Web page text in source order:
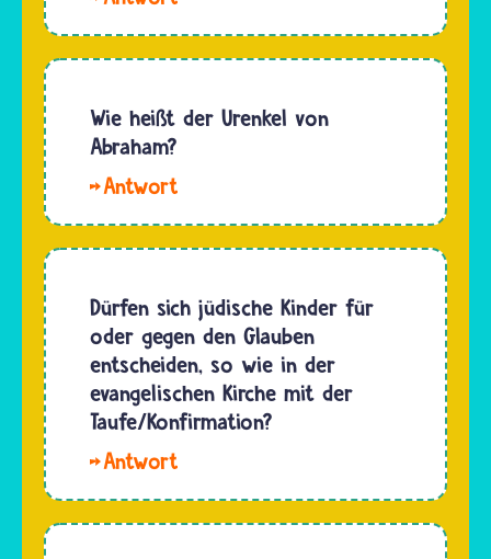
Viele
und
Muslime
sich bei
ihrer
Entscheidung
erste
sexuelle
Begegnung
an…
Wie heißt der Urenkel von
Abraham?
(Awraham)
nicht nur
einen
Urenkel
oder
eine
sondern
zwölf
Urenkel
Dürfen sich jüdische Kinder für
oder gegen den Glauben
entscheiden, so wie in der
evangelischen Kirche mit der
Taufe/Konfirmation?
als im